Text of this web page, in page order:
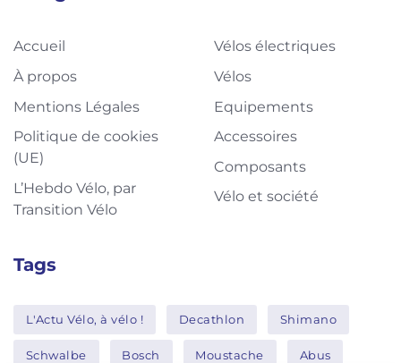
Accueil
À propos
Mentions Légales
Politique de cookies
(UE)
L’Hebdo Vélo, par
Transition Vélo
Vélos électriques
Vélos
Equipements
Accessoires
Composants
Vélo et société
Tags
L'Actu Vélo, à vélo ! Decathlon Shimano
Schwalbe Bosch Moustache Abus